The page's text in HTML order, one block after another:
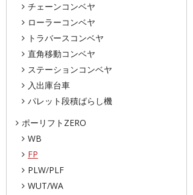
チェーンコンベヤ
ローラーコンベヤ
トラバースコンベヤ
直角移動コンベヤ
ステーションコンベヤ
入出庫台車
パレット段積ばらし機
ポーリフトZERO
WB
FP
PLW/PLF
WUT/WA